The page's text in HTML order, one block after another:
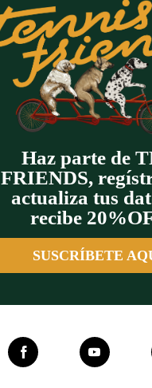
Haz parte de
FRIENDS,
actualiza tus
recibe
SUSCRÍBETE